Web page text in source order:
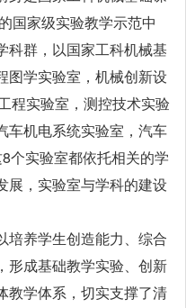
国家级实验教学示范中
科群，以国家工科机械基
图学实验室，机械创新设
程实验室，测控技术实验
车机电系统实验室，汽车
个实验室都依托相关的学
展，实验室与学科的建设
培养学生创造能力、综合
形成基础教学实验、创新
教学体系，切实支撑了清